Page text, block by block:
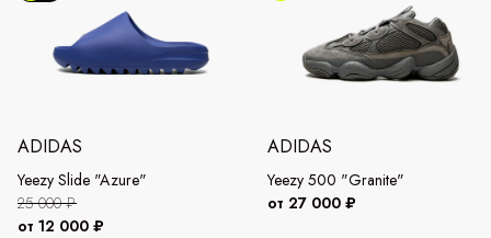
ADIDAS
Yeezy Slide "Azure"
25 000 ₽
от 12 000 ₽
ADIDAS
Yeezy 500 "Granite"
от 27 000 ₽